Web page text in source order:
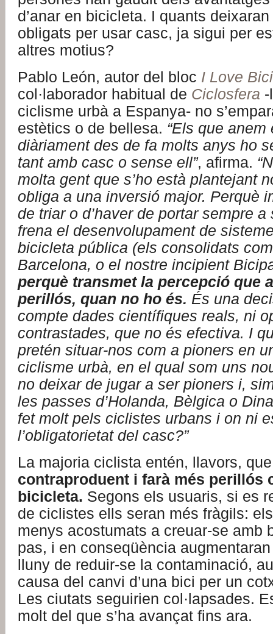
d’anar en bicicleta. I quants
obligats per usar casc, ja sigui per
altres motius?
Pablo León, autor del bloc I Love
col·laborador habitual de Ciclosfera -
ciclisme urbà a Espanya- no
estètics o de bellesa. “Els que anem
diàriament des de fa molts anys ho
tant amb casc o sense ell”, afirma.
molta gent que s’ho està plantejant
obliga a una inversió major. Perquè
de triar o d’haver de portar sempre a
frena el desenvolupament de
bicicleta pública (els consolidats
Barcelona, o el nostre incipient
perquè transmet la percepció que
perillós, quan no ho és. És una
compte dades científiques reals, ni
contrastades, que no és efectiva. I
pretén situar-nos com a pioners en
ciclisme urbà, en el qual som uns
no deixar de jugar a ser pioners i,
les passes d’Holanda, Bèlgica o
fet molt pels ciclistes urbans i on ni
l’obligatorietat del casc?”
La majoria ciclista entén, llavors,
contraproduent i farà més perillós
bicicleta. Segons els usuaris, si es
de ciclistes ells seran més fràgils:
menys acostumats a creuar-se amb
pas, i en conseqüència
lluny de reduir-se la contaminació,
causa del canvi d’una bici per un
Les ciutats seguirien col·lapsades.
molt del que s’ha avançat fins ara.